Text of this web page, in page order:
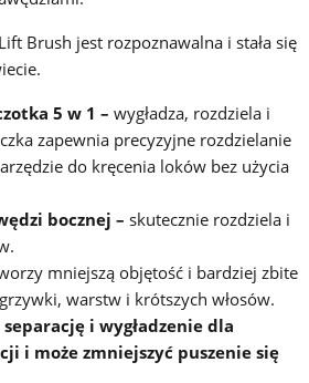
Brush jest rozpoznawalna i stała się
5 w 1 – wygładza, rozdziela i
zapewnia precyzyjne rozdzielanie
do kręcenia loków bez użycia
bocznej – skutecznie rozdziela i
mniejszą objętość i bardziej zbite
warstw i krótszych włosów.
separację i wygładzenie dla
i może zmniejszyć puszenie się